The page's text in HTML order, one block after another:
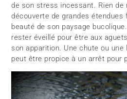
de son stress incessant. Rien de
découverte de grandes étendues
beauté de son paysage
rester éveillé pour être aux
son apparition. Une chute ou une
peut être propice à un arrêt pour